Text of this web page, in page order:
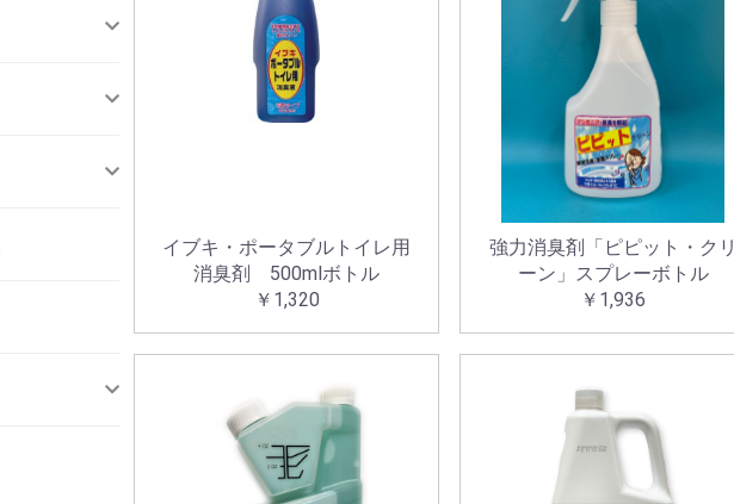
イブキ・ポータブルトイレ用
消臭剤 500mlボトル
￥1,320
強力消臭剤「ピピット・クリ
ーン」スプレーボトル
￥1,936